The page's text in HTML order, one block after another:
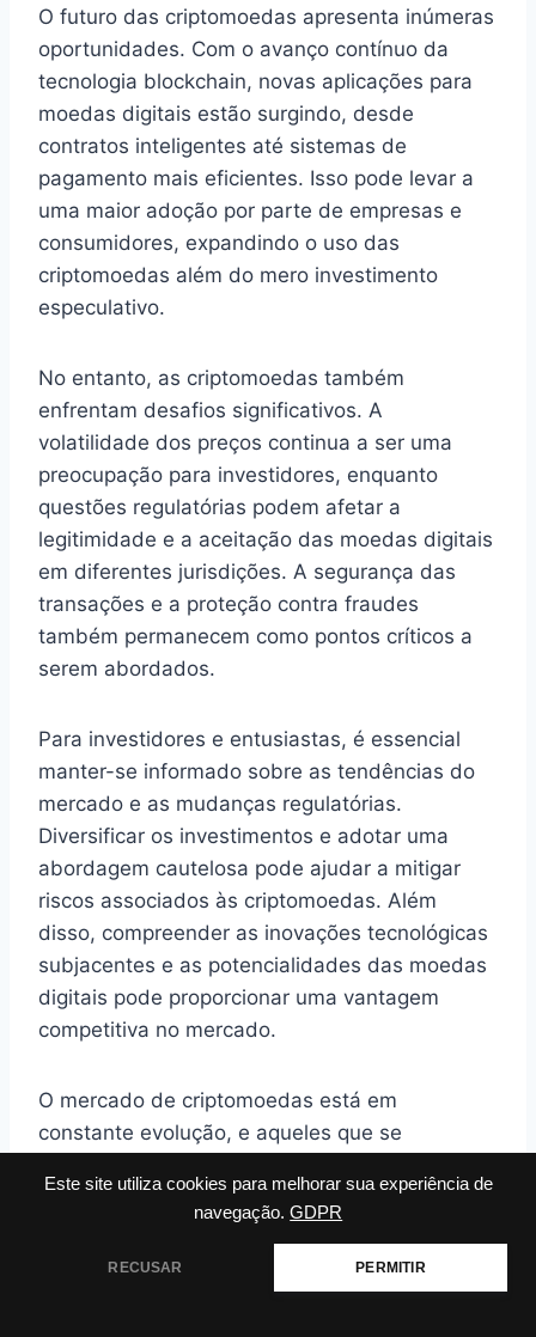
Este site utiliza cookies para melhorar sua experiência de
navegação. GDPR
RECUSAR PERMITIR
O futuro das criptomoedas apresenta inúmeras
oportunidades. Com o avanço contínuo da
tecnologia blockchain, novas aplicações para
moedas digitais estão surgindo, desde
contratos inteligentes até sistemas de
pagamento mais eficientes. Isso pode levar a
uma maior adoção por parte de empresas e
consumidores, expandindo o uso das
criptomoedas além do mero investimento
especulativo.
No entanto, as criptomoedas também
enfrentam desafios significativos. A
volatilidade dos preços continua a ser uma
preocupação para investidores, enquanto
questões regulatórias podem afetar a
legitimidade e a aceitação das moedas digitais
em diferentes jurisdições. A segurança das
transações e a proteção contra fraudes
também permanecem como pontos críticos a
serem abordados.
Para investidores e entusiastas, é essencial
manter-se informado sobre as tendências do
mercado e as mudanças regulatórias.
Diversificar os investimentos e adotar uma
abordagem cautelosa pode ajudar a mitigar
riscos associados às criptomoedas. Além
disso, compreender as inovações tecnológicas
subjacentes e as potencialidades das moedas
digitais pode proporcionar uma vantagem
competitiva no mercado.
O mercado de criptomoedas está em
constante evolução, e aqueles que se
aproveitar as oportunidades emergentes. O
futuro das criptomoedas dependerá da
capacidade de resolver desafios atuais e de
explorar plenamente as inovações